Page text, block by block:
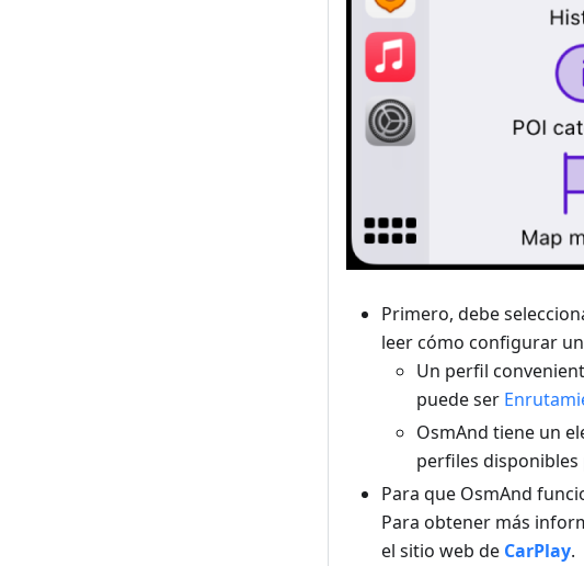
Primero, debe
leer cómo configurar
Un perfil
puede ser
OsmAnd tiene un
perfiles disponibles
Para que OsmAnd
Para obtener más
el sitio web de CarPlay.